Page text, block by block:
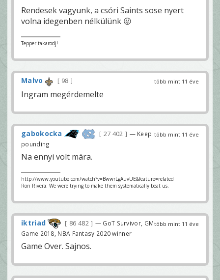
Rendesek vagyunk, a csóri Saints sose nyert
volna idegenben nélkülünk 😛
Tepper takarodj!
több mint 11 éve
Malvo 98
Ingram megérdemelte
több mint 11 éve
gabokocka 27 402
— Keep
pounding
Na ennyi volt mára.
http://www.youtube.com/watch?v=BwwrLgAuvUE&feature=related
Ron Rivera: We were trying to make them systematically beat us.
több mint 11 éve
iktriad 86 482
— GoT Survivor, GM
Game 2018, NBA Fantasy 2020 winner
Game Over. Sajnos.